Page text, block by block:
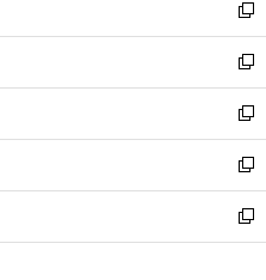
く
で
開
く
ド
ウ
で
開
く
ィ
ン
ド
ウ
で
開
く
い
ウ
ィ
ン
ド
ウ
で
開
く
新
し
い
ウ
ィ
ン
ド
ウ
で
開
新
し
い
ウ
ィ
ン
ド
ウ
新
し
い
ウ
ィ
ン
新
し
い
ウ
新
し